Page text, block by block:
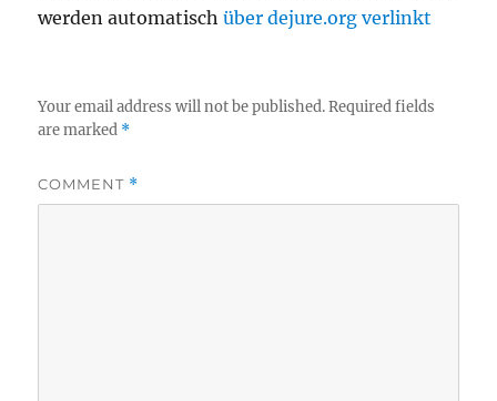
werden automatischüber dejure.org verlinkt
Your email address will not be published. Required fields
are marked *
COMMENT *